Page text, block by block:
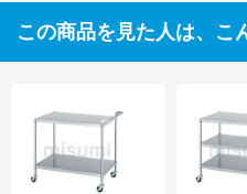
この商品を見た人は、こ